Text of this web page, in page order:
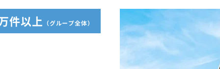
件以上 （グループ全体）